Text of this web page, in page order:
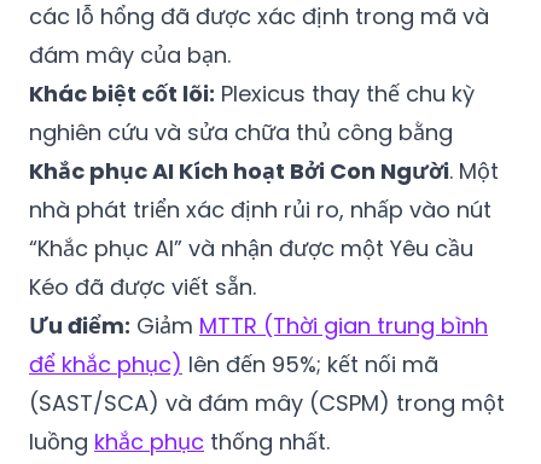
các lỗ hổng đã được xác định trong mã và
đám mây của bạn.
Khác biệt cốt lõi: Plexicus thay thế chu kỳ
nghiên cứu và sửa chữa thủ công bằng
Khắc phục AI Kích hoạt Bởi Con Người. Một
nhà phát triển xác định rủi ro, nhấp vào nút
“Khắc phục AI” và nhận được một Yêu cầu
Kéo đã được viết sẵn.
Ưu điểm: Giảm MTTR (Thời gian trung bình
để khắc phục) lên đến 95%; kết nối mã
(SAST/SCA) và đám mây (CSPM) trong một
luồng khắc phục thống nhất.